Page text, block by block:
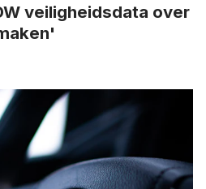
veiligheidsdata over